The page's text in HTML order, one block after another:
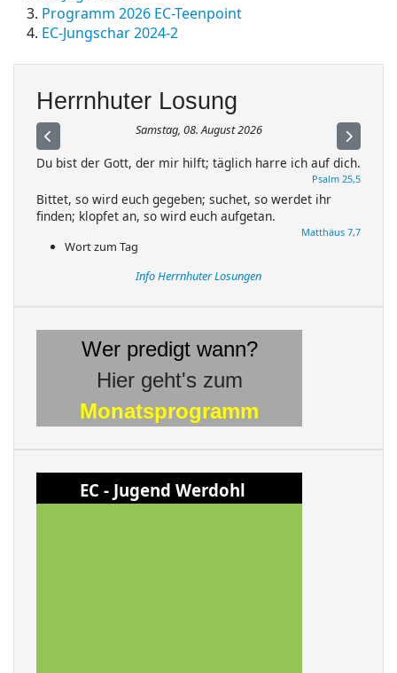
Programm 2026 EC-Teenpoint
EC-Jungschar 2024-2
Herrnhuter Losung
Samstag, 08. August 2026
Du bist der Gott, der mir hilft; täglich harre ich auf dich.
Psalm 25,5
Bittet, so wird euch gegeben; suchet, so werdet ihr
finden; klopfet an, so wird euch aufgetan.
Matthäus 7,7
Wort zum Tag
Info Herrnhuter Losungen
Wer predigt wann?
Hier geht's zum
Monatsprogramm
EC - Jugend Werdohl